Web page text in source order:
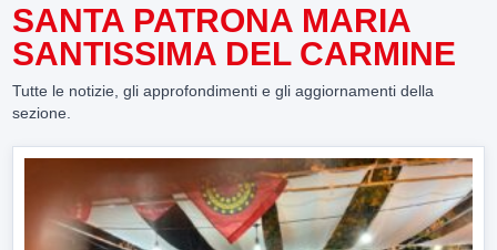
SANTA PATRONA MARIA
SANTISSIMA DEL CARMINE
Tutte le notizie, gli approfondimenti e gli aggiornamenti della
sezione.